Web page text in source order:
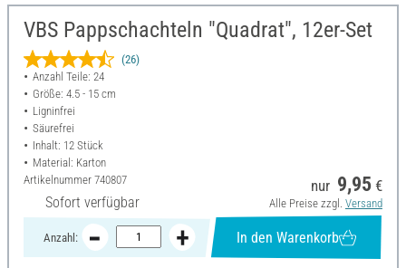
VBS Pappschachteln "Quadrat", 12er-Set
(26)
Anzahl Teile: 24
Größe: 4.5 - 15 cm
Ligninfrei
Säurefrei
Inhalt: 12 Stück
Material: Karton
Artikelnummer 740807
Sofort verfügbar
nur 9,95 €
Alle Preise zzgl. Versand
Anzahl: In den Warenkorb